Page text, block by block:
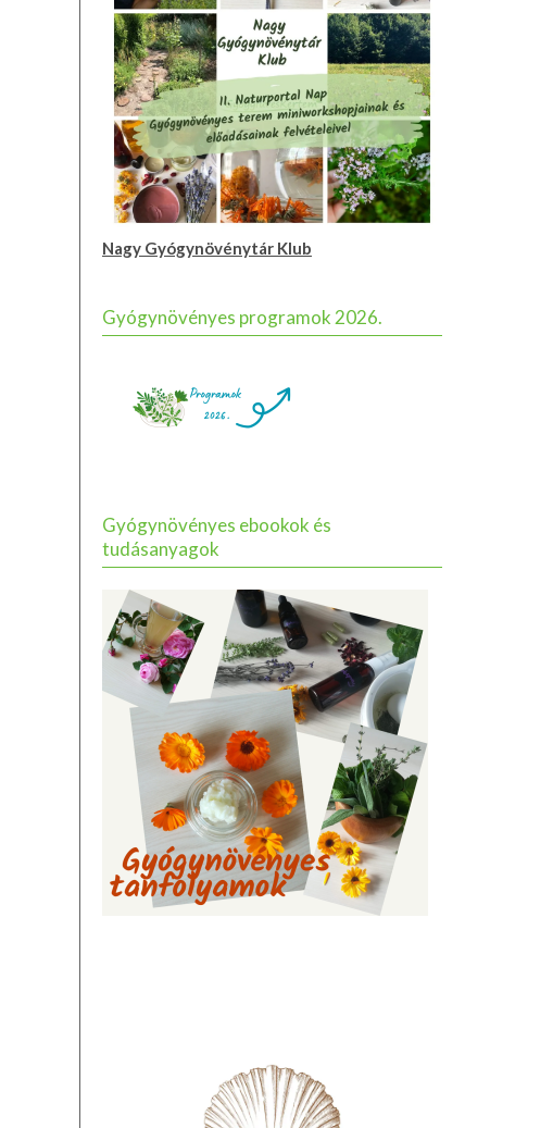
Nagy Gyógynövénytár Klub
Gyógynövényes programok 2026.
Gyógynövényes ebookok és
tudásanyagok